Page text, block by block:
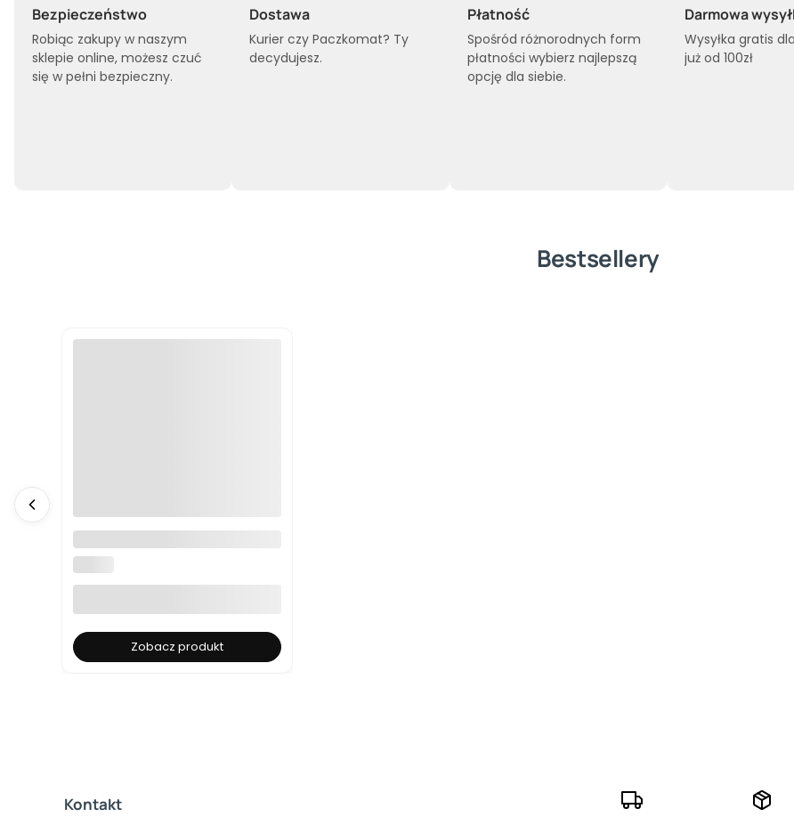
Bezpieczeństwo
Robiąc zakupy w naszym
sklepie online, możesz czuć
się w pełni bezpieczny.
Dostawa
Kurier czy Paczkomat? Ty
decydujesz.
Płatność
Spośród różnorodnych form
płatności wybierz najlepszą
opcję dla siebie.
Darmowa
Wysyłka gratis
już od 100zł
Bestsellery
Tryptyk
Zobacz produkt
Kontakt